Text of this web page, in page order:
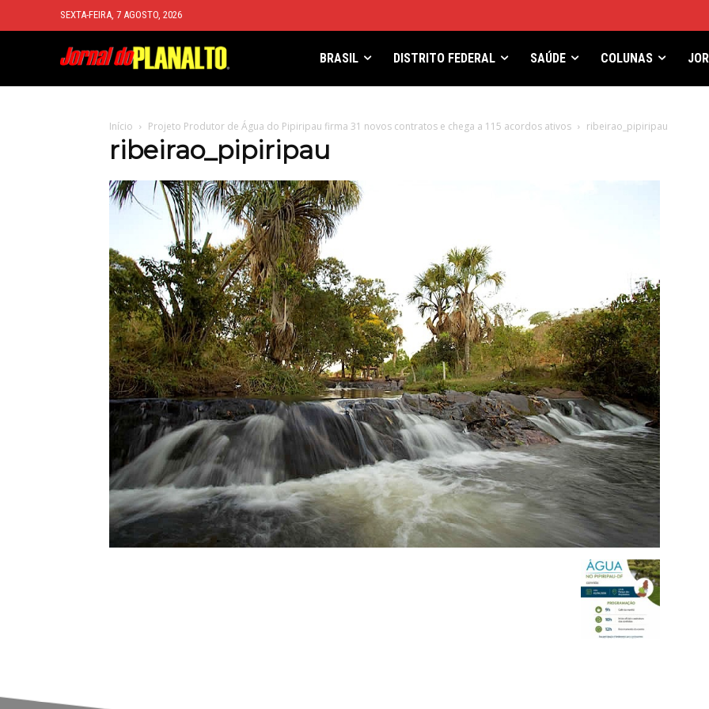
SEXTA-FEIRA, 7 AGOSTO, 2026
BRASIL DISTRITO FEDERAL SAÚDE COLUNAS
Início Projeto Produtor de Água do Pipiripau firma 31 novos contratos e chega a 115 acordos ativos ribeirao_pipiripau
ribeirao_pipiripau